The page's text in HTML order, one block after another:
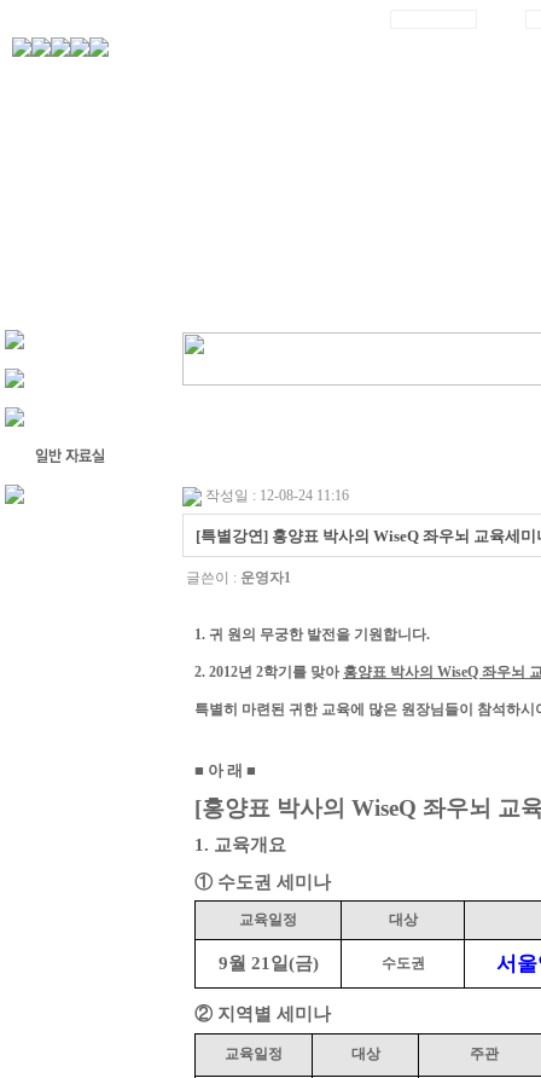
작성일 : 12-08-24 11:16
[특별강연] 홍양표 박사의 WiseQ 좌우뇌 교육세미
글쓴이 : 운영자1
1. 귀 원의 무궁한 발전을 기원합니다.
2. 2012년 2학기를 맞아 홍양표 박사의 WiseQ 좌우뇌
특별히 마련된 귀한 교육에 많은 원장님들이 참석하
■ 아 래 ■
[홍양표 박사의 WiseQ 좌우뇌 교
1. 교육개요
① 수도권 세미나
교육일정 대상
9월 21일(금) 수도권 서울
② 지역별 세미나
교육일정 대상 주관